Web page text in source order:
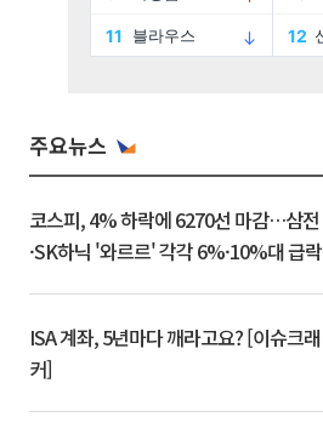
주요뉴스
코스피, 4% 하락에 6270선 마감…삼전
·SK하닉 '와르르' 각각 6%·10%대 급락
ISA 계좌, 5년마다 깨라고요? [이슈크래
커]